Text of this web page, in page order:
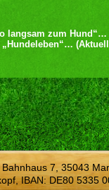
langsam zum Hund“…
„Hundeleben“…
7, 35043
IBAN: DE80 5335